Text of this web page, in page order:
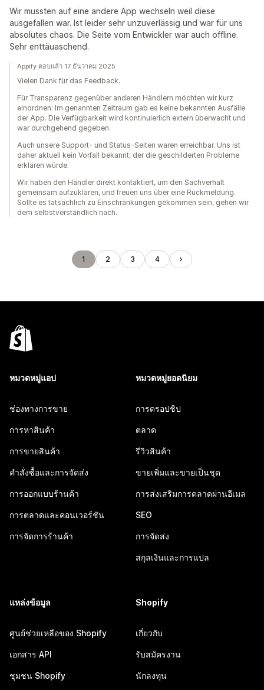
Wir mussten auf eine andere App wechseln weil diese
ausgefallen war. Ist leider sehr unzuverlässig und war für uns
absolutes chaos. Die Seite vom Entwickler war auch offline.
Sehr enttäuaschend.
Appify ตอบแล้ว 17 ธันวาคม 2025
Vielen Dank für das Feedback.
Für Transparenz gegenüber anderen Händlern möchten wir kurz
einordnen: Im genannten Zeitraum gab es keine bekannten Ausfälle
der App. Die Verfügbarkeit wird kontinuierlich extern überwacht und
war durchgehend gegeben.
Auch unsere Support- und Status-Seiten waren erreichbar. Uns ist
daher aktuell kein Vorfall bekannt, der die geschilderten Probleme
erklären würde.
Wir haben den Händler direkt kontaktiert, um den Sachverhalt
gemeinsam aufzuklären, und freuen uns über eine Rückmeldung.
Sollte es tatsächlich zu Einschränkungen gekommen sein, gehen wir
dem selbstverständlich nach.
1 2 3 4
หมวดหมู่แอป
ช่องทางการขาย
การหาสินค้า
การขายสินค้า
คำสั่งซื้อและการจัดส่ง
การออกแบบร้านค้า
การตลาดและคอนเวอร์ชัน
การจัดการร้านค้า
หมวดหมู่ยอดนิยม
การดรอปชิป
ตลาด
รีวิวสินค้า
ขายเพิ่มและขายเป็นชุด
การส่งเสริมการตลาดผ่านอีเมล
SEO
การจัดส่ง
สกุลเงินและการแปล
แหล่งข้อมูล
ศูนย์ช่วยเหลือของ Shopify
เอกสาร API
ชุมชน Shopify
Shopify
เกี่ยวกับ
รับสมัครงาน
นักลงทุน